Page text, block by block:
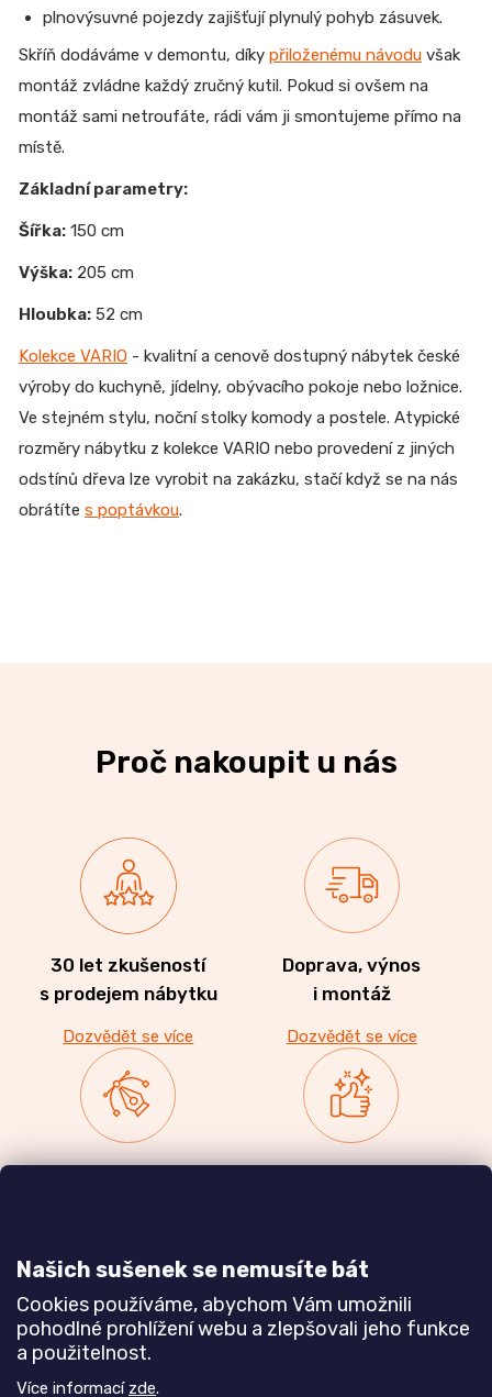
Našich sušenek se nemusíte bát
Cookies používáme, abychom Vám umožnili
pohodlné prohlížení webu a zlepšovali jeho funkce
a použitelnost.
Více informací zde.
plnovýsuvné pojezdy zajišťují plynulý pohyb zásuvek.
Skříň dodáváme v demontu, díky přiloženému návodu však
montáž zvládne každý zručný kutil. Pokud si ovšem na
montáž sami netroufáte, rádi vám ji smontujeme přímo na
místě.
Základní parametry:
Šířka: 150 cm
Výška: 205 cm
Hloubka: 52 cm
Kolekce VARIO - kvalitní a cenově dostupný nábytek české
výroby do kuchyně, jídelny, obývacího pokoje nebo ložnice.
Ve stejném stylu, noční stolky komody a postele. Atypické
rozměry nábytku z kolekce VARIO nebo provedení z jiných
odstínů dřeva lze vyrobit na zakázku, stačí když se na nás
obrátíte s poptávkou.
Proč nakoupit u nás
30 let zkušeností
s prodejem nábytku
Dozvědět se více
Doprava, výnos
i montáž
Dozvědět se více
Dozvědět se více Dozvědět se více